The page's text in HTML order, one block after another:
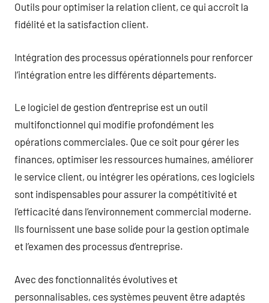
Outils pour optimiser la relation client, ce qui accroît la
fidélité et la satisfaction client.
Intégration des processus opérationnels pour renforcer
l’intégration entre les différents départements.
Le logiciel de gestion d’entreprise est un outil
multifonctionnel qui modifie profondément les
opérations commerciales. Que ce soit pour gérer les
finances, optimiser les ressources humaines, améliorer
le service client, ou intégrer les opérations, ces logiciels
sont indispensables pour assurer la compétitivité et
l’efficacité dans l’environnement commercial moderne.
Ils fournissent une base solide pour la gestion optimale
et l’examen des processus d’entreprise.
Avec des fonctionnalités évolutives et
personnalisables, ces systèmes peuvent être adaptés